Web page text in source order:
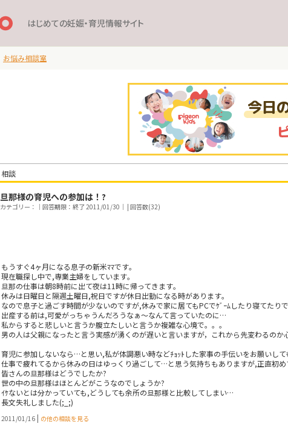
はじめての妊娠・育児情報サイト
お悩み相談室
相談
旦那様の育児への参加は！?
カテゴリー：｜回答期限：終了 2011/01/30｜ | 回答数(32)
もうすぐ4ヶ月になる息子の新米ﾏﾏです｡
現在職探し中で,専業主婦をしています｡
旦那の仕事は朝8時前に出て夜は11時に帰ってきます｡
休みは日曜日と隔週土曜日,祝日ですが休日出勤になる時があります｡
なので息子と過ごす時間が少ないのですが,休みで家に居てもPCでｹﾞｰﾑしたり寝てたり
出産する前は,可愛がっちゃうんだろうなぁ～なんて言っていたのに…
私からすると悲しいと言うか腹立たしいと言うか複雑な心境で。。。
男の人は父親になったと言う実感が湧くのが遅いと言いますが，これから先変わるのか
育児に参加しないなら…と思い,私が体調悪い時などﾁｮｯﾄした家事の手伝いをお願いし
仕事で疲れてるから休みの日はゆっくり過ごして…と思う気持ちもありますが,正直初
皆さんの旦那様はどうでしたか?
世の中の旦那様はほとんどがこうなのでしょうか?
ｲｹないとは分かっていても,どうしても余所の旦那様と比較してしまい…
長文失礼しました(;_;)
2011/01/16 | の他の相談を見る